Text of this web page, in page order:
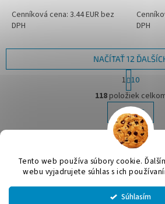
Tento web používa súbory cookie.
webu vyjadrujete súhlas s ich
Súhlasím
Cenníková cena: 3.44 EUR bez
DPH
DPH
O
v
l
á
d
a
c
i
e
p
r
NAČÍTAŤ 12
t
r
á
n
k
o
v
n
i
1 10
118položiek
HORE
Vytvoril